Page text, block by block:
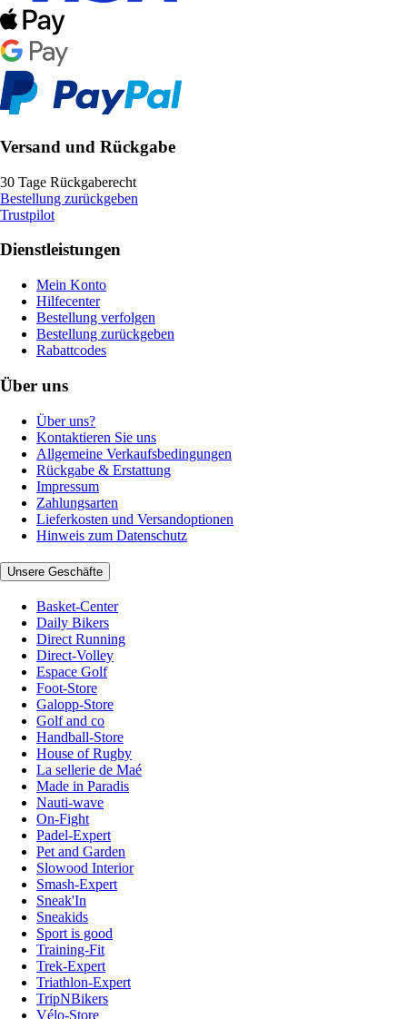
Versand und Rückgabe
30 Tage Rückgaberecht
Bestellung zurückgeben
Trustpilot
Dienstleistungen
Mein Konto
Hilfecenter
Bestellung verfolgen
Bestellung zurückgeben
Rabattcodes
Über uns
Über uns?
Kontaktieren Sie uns
Allgemeine Verkaufsbedingungen
Rückgabe & Erstattung
Impressum
Zahlungsarten
Lieferkosten und Versandoptionen
Hinweis zum Datenschutz
Unsere Geschäfte
Basket-Center
Daily Bikers
Direct Running
Direct-Volley
Espace Golf
Foot-Store
Galopp-Store
Golf and co
Handball-Store
House of Rugby
La sellerie de Maé
Made in Paradis
Nauti-wave
On-Fight
Padel-Expert
Pet and Garden
Slowood Interior
Smash-Expert
Sneak'In
Sneakids
Sport is good
Training-Fit
Trek-Expert
Triathlon-Expert
TripNBikers
Vélo-Store